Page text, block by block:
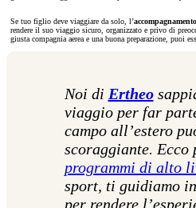
Se tuo figlio deve viaggiare da solo, l’
rendere il suo viaggio sicuro, organizzato e privo di
giusta compagnia aerea e una buona preparazione, puoi
Noi di Ertheo
viaggio per far
campo all’estero
scoraggiante.
programmi di alto
sport, ti guidiamo
per rendere